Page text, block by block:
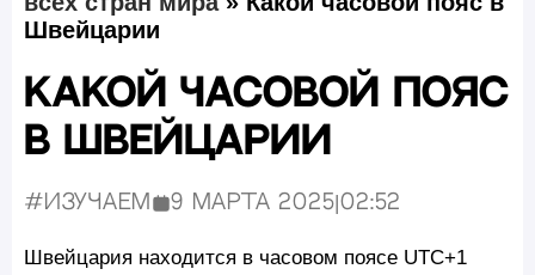
Швейцарии
Какой часовой пояс
в Швейцарии
#Изучаем Опубликовано:
9 марта 2025 |02:52
Швейцария находится в часовом поясе UTC+1